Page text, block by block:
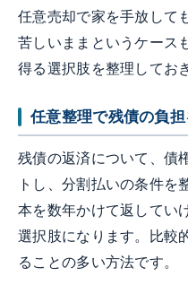
任意売却で家を手放して
苦しいままというケース
得る選択肢を整理してお
任意整理で残債の負
残債の返済について、債
トし、分割払いの条件を
本を数年かけて返してい
選択肢になります。比較
ることの多い方法です。